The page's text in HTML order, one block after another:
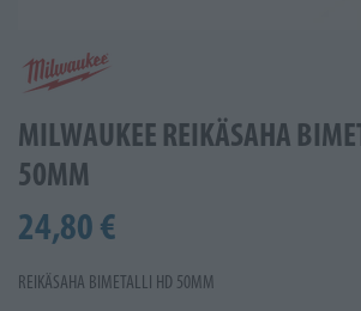
MILWAUKEE REIKÄSAHA
50MM
24,80 €
REIKÄSAHA BIMETALLI HD 50MM